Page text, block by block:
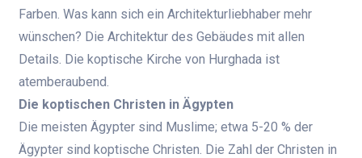
Farben. Was kann sich ein Architekturliebhaber mehr
wünschen? Die Architektur des Gebäudes mit allen
Details. Die koptische Kirche von Hurghada ist
atemberaubend.
Die koptischen Christen in Ägypten
Die meisten Ägypter sind Muslime; etwa 5-20 % der
Ägypter sind koptische Christen. Die Zahl der Christen in